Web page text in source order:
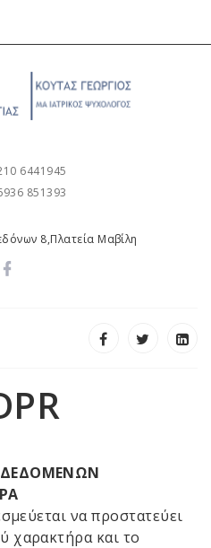
6441945
851393
8,Πλατεία Μαβίλη
ΔΕΔΟΜΕΝΩΝ
να προστατεύει
χαρακτήρα και το